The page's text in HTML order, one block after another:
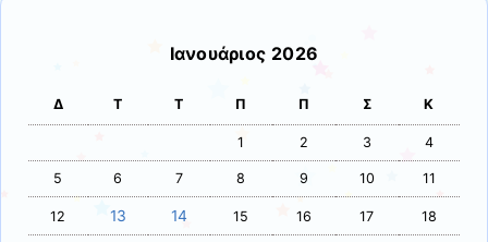
Ιανουάριος 2026
Δ Τ Τ Π Π Σ Κ
1 2 3 4
5 6 7 8 9 10 11
12 13 14 15 16 17 18